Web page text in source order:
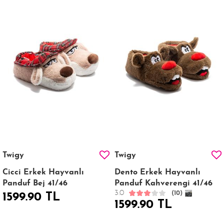
Twigy
Cicci Erkek Hayvanlı
Panduf Bej 41/46
1599.90 TL
Twigy
Dento Erkek Hayvanlı
Panduf Kahverengi 41/46
3.0 (10)
1599.90 TL